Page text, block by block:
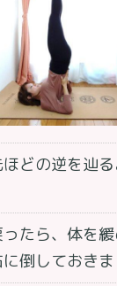
どの逆を辿
たら、体を
倒しておきま